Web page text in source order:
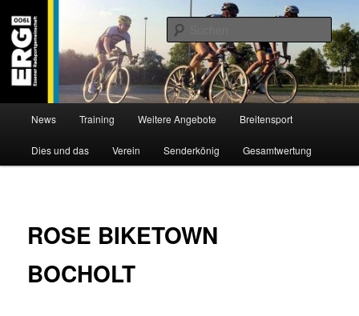
Inhalt
wechseln
ERG 1900 e.V
Willkommen bei der Essener Radsportgemeinschaft
News Training Weitere Angebote Breitensport
Dies und das Verein Senderkönig Gesamtwertung
ROSE BIKETOWN
BOCHOLT